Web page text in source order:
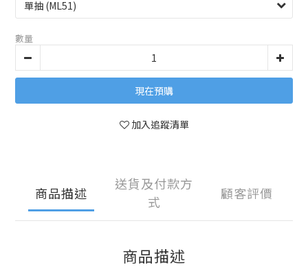
數量
現在預購
加入追蹤清單
商品描述
送貨及付款方
式
顧客評價
商品描述